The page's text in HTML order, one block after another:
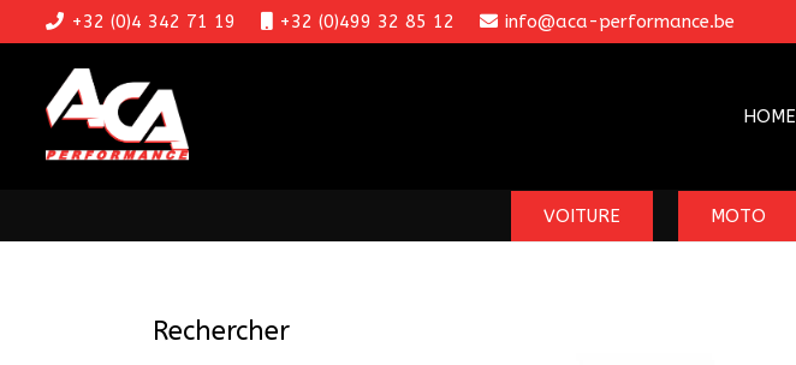
+32 (0)4 342 71 19 +32 (0)499 32 85 12 info@aca-performance.be
HOME
VOITURE MOTO
Rechercher